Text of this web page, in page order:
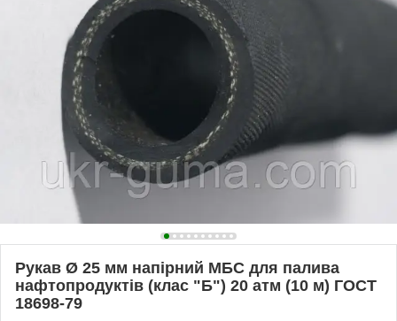
Рукав Ø 25 мм напірний МБС для палива
нафтопродуктів (клас "Б") 20 атм (10 м) ГОСТ
18698-79